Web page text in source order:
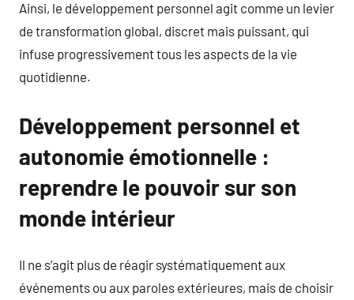
Ainsi, le développement personnel agit comme un levier
de transformation global, discret mais puissant, qui
infuse progressivement tous les aspects de la vie
quotidienne.
Développement personnel et
autonomie émotionnelle :
reprendre le pouvoir sur son
monde intérieur
Il ne s’agit plus de réagir systématiquement aux
événements ou aux paroles extérieures, mais de choisir